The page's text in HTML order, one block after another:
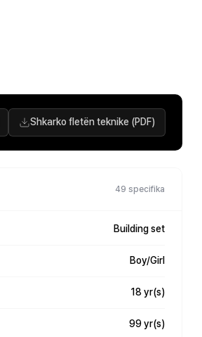
Shkarko fletën teknike (PDF)
49 specifika
Building set
Boy/Girl
18 yr(s)
99 yr(s)